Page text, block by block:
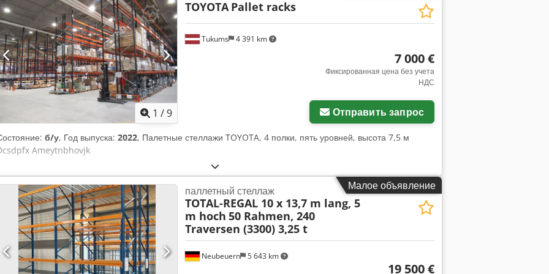
1 /9
Tukums 4 391 km
TOYOTA Pallet racks
7 000 €
Фиксированная цена без учета
НДС
Отправить запрос
б/у, Год выпуска: 2022, Палетные стеллажи TOYOTA, 4 полки, пять уровней, высота 7,5 м
Ameytnbhovjk
Малое объявление
Neubeuern 5 643 km
паллетный стеллаж
TOTAL-REGAL 10 x 13,7 m lang, 5
m hoch 50 Rahmen, 240
Traversen (3300) 3,25 t
19 500 €